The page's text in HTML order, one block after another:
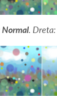
Normal. Dreta: